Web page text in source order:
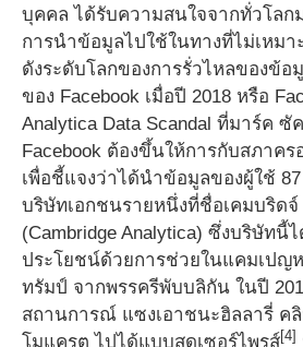
บุคคล ได้รับความสนใจจากทั่วโลก
การนำข้อมูลไปใช้ในทางที่ไม่เหม
ดังระดับโลกของการรั่วไหลของข้
ของ Facebook เมื่อปี 2018 หรือ
Analytica Data Scandal ที่มาร์ค ซั
Facebook ต้องขึ้นให้การกับสภาคร
เพื่อชี้แจงว่าได้นำข้อมูลของผู้ใช้
บริษัทเอกชนรายหนึ่งที่ชื่อเคมบริดจ์
(Cambridge Analytica) ซึ่งบริษัท
ประโยชน์ด้วยการช่วยในแคมเปญ
ทรัมป์ จากพรรครีพับบลิกัน ในปี
สถานการณ์ แซงเอาชนะฮิลลารี่ ค
โมแครต ไปได้แบบสุดเซอร์ไพรส์[4]